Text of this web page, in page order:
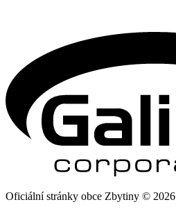
Oficiální stránky obce Zbytiny © 2026